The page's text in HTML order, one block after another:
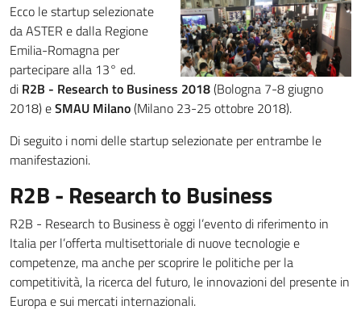
Ecco le startup selezionate
da ASTER e dalla Regione
Emilia-Romagna per
partecipare alla 13° ed.
di R2B - Research to Business 2018(Bologna 7-8 giugno
2018) eSMAU Milano(Milano 23-25 ottobre 2018).
Di seguito i nomi delle startup selezionate per entrambe le
manifestazioni.
R2B - Research to Business
R2B - Research to Business è oggi l’evento di riferimento in
Italia per l’offerta multisettoriale di nuove tecnologie e
competenze, ma anche per scoprire le politiche per la
competitività, la ricerca del futuro, le innovazioni del presente in
Europa e sui mercati internazionali.